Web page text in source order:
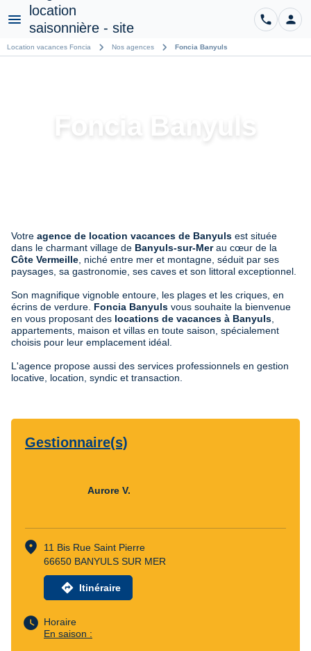
Menu phone person
Location vacances Foncia chevron_right Nos agences chevron_right Foncia Banyuls
Foncia Banyuls
Votre agence de location vacances de Banyuls est située
dans le charmant village de Banyuls-sur-Merau cœur de la
Côte Vermeille , niché entre mer et montagne, séduit par ses
paysages, sa gastronomie, ses caves et son littoral exceptionnel.
Son magnifique vignoble entoure, les plages et les criques, en
écrins de verdure. Foncia Banyuls vous souhaite la bienvenue
en vous proposant des locations de vacances à Banyuls
appartements, maison et villas en toute saison, spécialement
choisis pour leur emplacement idéal.
L'agence propose aussi des services professionnels en gestion
locative, location, syndic et transaction.
Gestionnaire(s)
Aurore V.
location_on
11 Bis Rue Saint Pierre
66650 BANYULS SUR MER
directions Itinéraire
watch_later Horaire
En saison :